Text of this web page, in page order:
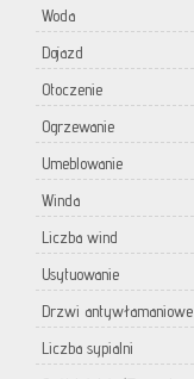
Woda
Dojazd
Otoczenie
Ogrzewanie
Umeblowanie
Winda
Liczba wind
Usytuowanie
Drzwi antywłamaniowe
Liczba sypialni